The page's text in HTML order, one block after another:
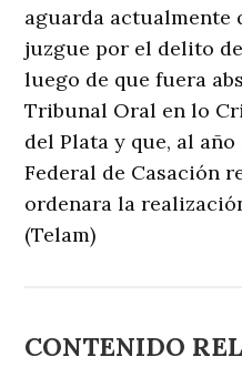
aguarda actualmente
juzgue por el delito
luego de que fuera
Tribunal Oral en lo
del Plata y que, al
Federal de Casación
ordenara la
(Telam)
CONTENIDO